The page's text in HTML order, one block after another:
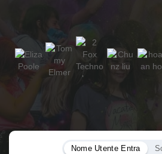
Nome Utente Entra